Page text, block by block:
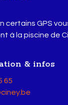
certains GPS
à la piscine de
& infos
65